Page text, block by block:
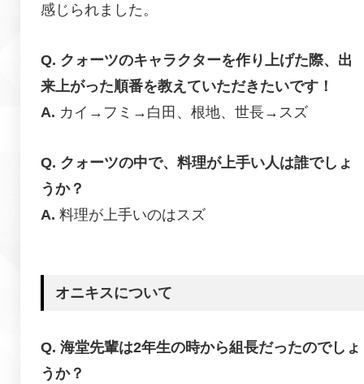
感じられました。
クォーツのキャラクターを作り上げた際、出
来上がった順番を教えていただきたいです！
カイ→フミ→白田、根地、世長→スズ
クォーツの中で、料理が上手い人は誰でしょ
うか？
料理が上手いのはスズ
オニキスについて
海堂先輩は2年生の時から組長だったのでしょ
うか？